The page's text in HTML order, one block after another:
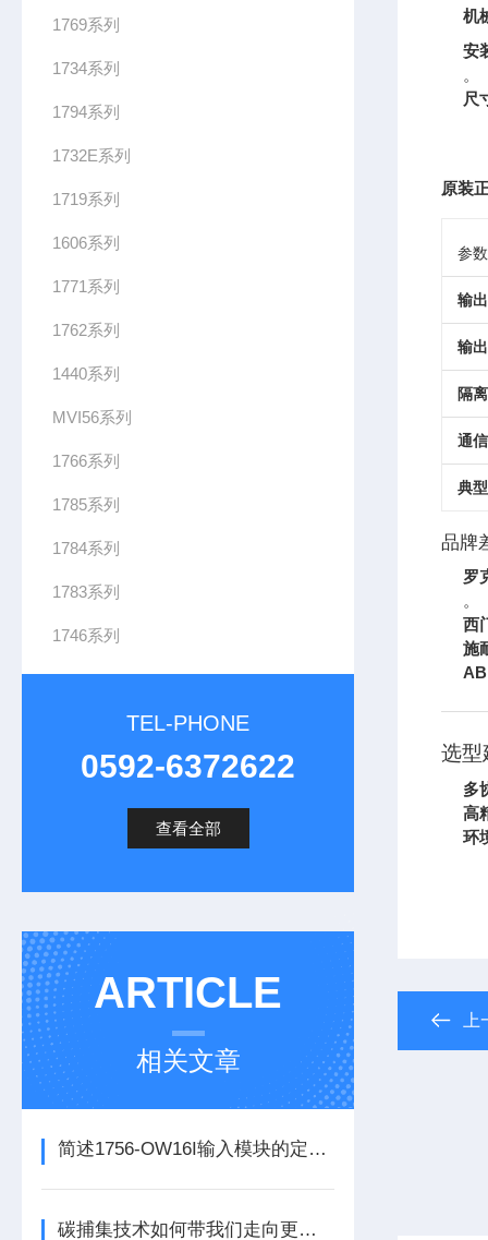
1769系列
1734系列
1794系列
1732E系列
1719系列
1606系列
1771系列
1762系列
1440系列
MVI56系列
1766系列
1785系列
1784系列
1783系列
1746系列
TEL-PHONE
0592-6372622
查看全部
ARTICLE
相关文章
简述1756-OW16I输入模块的定期维护保养建议
碳捕集技术如何带我们走向更洁净的未来？
机
安
。
尺
原装
参
输
输
隔
通
典
品牌
罗
。
西
施
选型
多
高
环